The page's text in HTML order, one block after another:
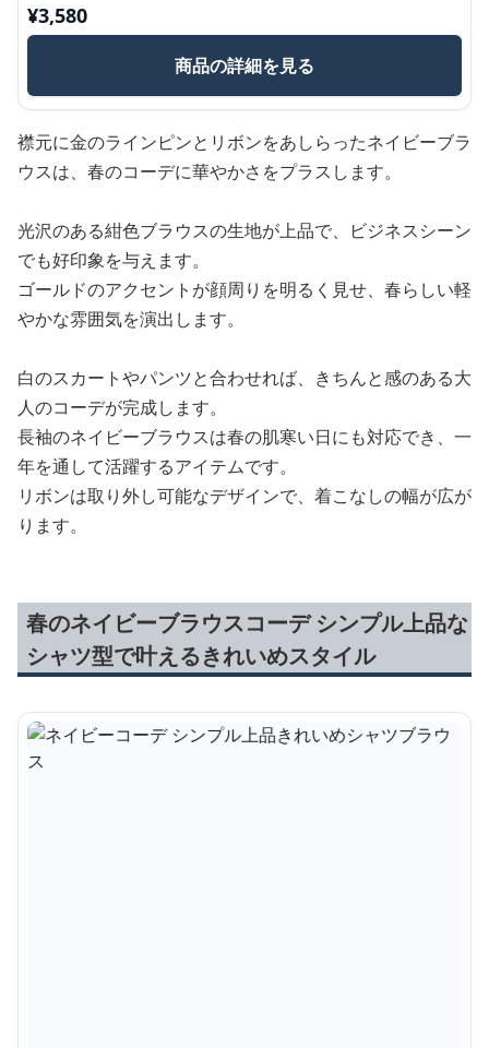
¥3,580
商品の詳細を見る
襟元に金のラインピンとリボンをあしらったネイビーブラ
ウスは、春のコーデに華やかさをプラスします。
光沢のある紺色ブラウスの生地が上品で、ビジネスシーン
でも好印象を与えます。
ゴールドのアクセントが顔周りを明るく見せ、春らしい軽
やかな雰囲気を演出します。
白のスカートやパンツと合わせれば、きちんと感のある大
人のコーデが完成します。
長袖のネイビーブラウスは春の肌寒い日にも対応でき、一
年を通して活躍するアイテムです。
リボンは取り外し可能なデザインで、着こなしの幅が広が
ります。
春のネイビーブラウスコーデ シンプル上品な
シャツ型で叶えるきれいめスタイル